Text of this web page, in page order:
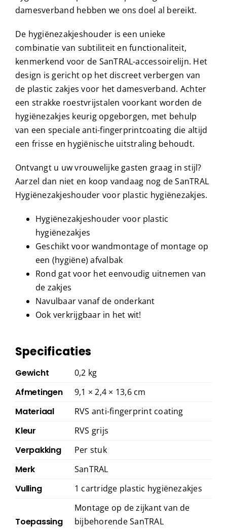
damesverband hebben we ons doel al bereikt.
De hygiënezakjeshouder is een unieke
combinatie van subtiliteit en functionaliteit,
kenmerkend voor de SanTRAL-accessoirelijn. Het
design is gericht op het discreet verbergen van
de plastic zakjes voor het damesverband. Achter
een strakke roestvrijstalen voorkant worden de
hygiënezakjes keurig opgeborgen, met behulp
van een speciale anti-fingerprintcoating die altijd
een frisse en hygiënische uitstraling behoudt.
Ontvangt u uw vrouwelijke gasten graag in stijl?
Aarzel dan niet en koop vandaag nog de SanTRAL
Hygiënezakjeshouder voor plastic hygiënezakjes.
Hygiënezakjeshouder voor plastic
hygiënezakjes
Geschikt voor wandmontage of montage op
een (hygiëne) afvalbak
Rond gat voor het eenvoudig uitnemen van
de zakjes
Navulbaar vanaf de onderkant
Ook verkrijgbaar in het wit!
Specificaties
Gewicht 0,2 kg
Afmetingen 9,1 × 2,4 × 13,6 cm
Materiaal RVS anti-fingerprint coating
Kleur RVS grijs
Verpakking Per stuk
Merk SanTRAL
Vulling 1 cartridge plastic hygiënezakjes
Toepassing
Montage op de zijkant van de
bijbehorende SanTRAL